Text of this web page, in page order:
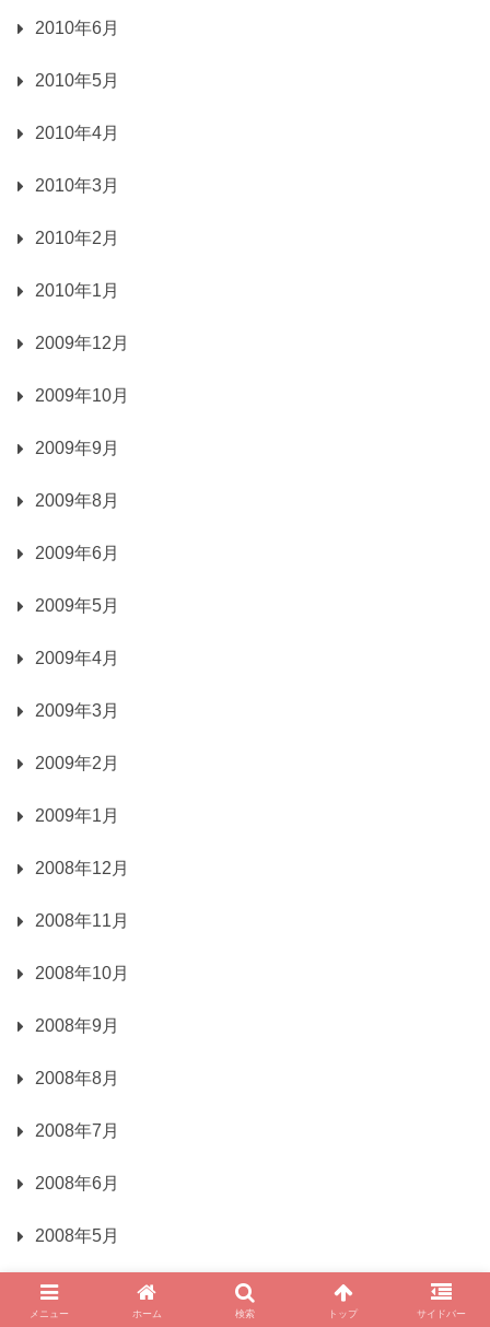
2010年6月
2010年5月
2010年4月
2010年3月
2010年2月
2010年1月
2009年12月
2009年10月
2009年9月
2009年8月
2009年6月
2009年5月
2009年4月
2009年3月
2009年2月
2009年1月
2008年12月
2008年11月
2008年10月
2008年9月
2008年8月
2008年7月
2008年6月
2008年5月
2008年4月
メニュー ホーム 検索 トップ サイドバー